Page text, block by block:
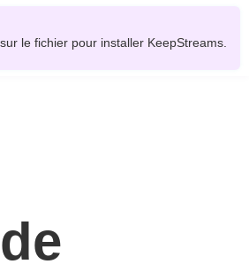
le fichier pour installer KeepStreams.